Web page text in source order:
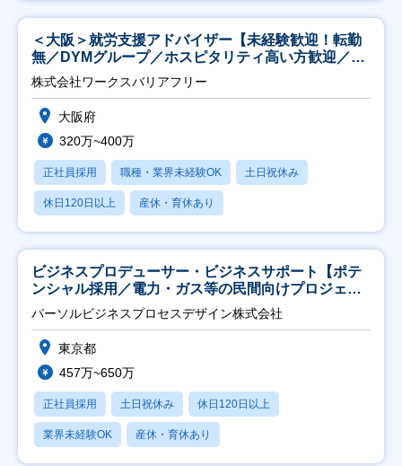
＜大阪＞就労支援アドバイザー【未経験歓迎！転勤
無／DYMグループ／ホスピタリティ高い方歓迎／土
日祝】
株式会社ワークスバリアフリー
大阪府
320万~400万
正社員採用 職種・業界未経験OK 土日祝休み
休日120日以上 産休・育休あり
ビジネスプロデューサー・ビジネスサポート【ポテ
ンシャル採用／電力・ガス等の民間向けプロジェク
ト推進】
パーソルビジネスプロセスデザイン株式会社
東京都
457万~650万
正社員採用 土日祝休み 休日120日以上
業界未経験OK 産休・育休あり